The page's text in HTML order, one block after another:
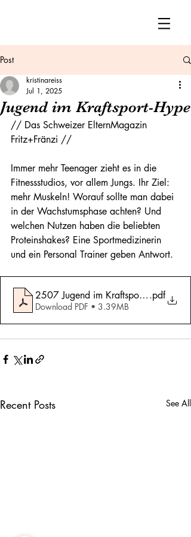
Post
Jugend im Kraftsport-Hype
kristinareiss
Jul 1, 2025
// Das Schweizer ElternMagazin
Fritz+Fränzi //
Immer mehr Teenager zieht es in die
Fitnessstudios, vor allem Jungs. Ihr Ziel:
mehr Muskeln! Worauf sollte man dabei
in der Wachstumsphase achten? Und
welchen Nutzen haben die beliebten
Proteinshakes? Eine Sportmedizinerin
und ein Personal Trainer geben Antwort.
2507 Jugend im Kraftsport-Hype
.pdf
Download PDF • 3.39MB
Recent Posts See All